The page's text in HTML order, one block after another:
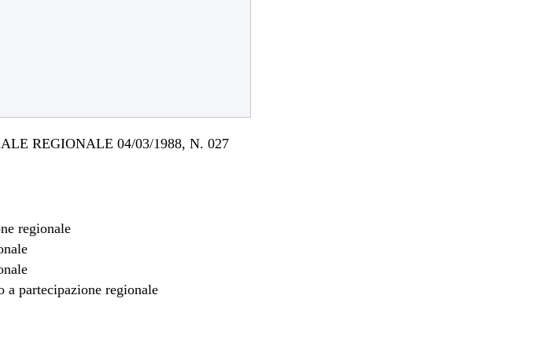
REGIONALE 04/03/1988, N. 027
regionale
a partecipazione regionale